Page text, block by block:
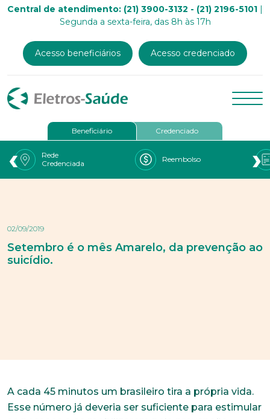
Central de atendimento: (21) 3900-3132 - (21) 2196-5101 |
Segunda a sexta-feira, das 8h às 17h
Acesso beneficiários Acesso credenciado
Beneficiário Credenciado
Rede
Credenciada
Reembolso
‹ ›
02/09/2019
Setembro é o mês Amarelo, da prevenção ao
suicídio.
A cada 45 minutos um brasileiro tira a própria vida.
Esse número já deveria ser suficiente para estimular